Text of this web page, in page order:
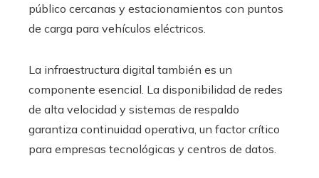
público cercanas y estacionamientos con puntos
de carga para vehículos eléctricos.
La infraestructura digital también es un
componente esencial. La disponibilidad de redes
de alta velocidad y sistemas de respaldo
garantiza continuidad operativa, un factor crítico
para empresas tecnológicas y centros de datos.